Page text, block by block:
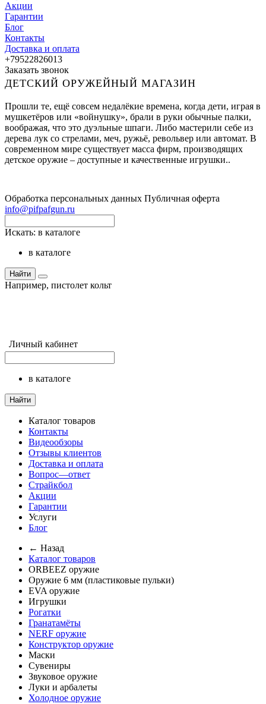
Акции
Гарантии
Блог
Контакты
Доставка и оплата
+79522826013
Заказать звонок
ДЕТСКИЙ ОРУЖЕЙНЫЙ МАГАЗИН
Прошли те, ещё совсем недалёкие времена, когда дети, играя в
мушкетёров или «войнушку», брали в руки обычные палки,
воображая, что это дуэльные шпаги. Либо мастерили себе из
дерева лук со стрелами, меч, ружьё, револьвер или автомат. В
современном мире существует масса фирм, производящих
детское оружие – доступные и качественные игрушки..
Обработка персональных данных Публичная оферта
info@pifpafgun.ru
Искать: в каталоге
в каталоге
Найти
Например, пистолет кольт
Личный кабинет
в каталоге
Найти
Каталог товаров
Контакты
Видеообзоры
Отзывы клиентов
Доставка и оплата
Вопрос—ответ
Страйкбол
Акции
Гарантии
Услуги
Блог
← Назад
Каталог товаров
ORBEEZ оружие
Оружие 6 мм (пластиковые пульки)
EVA оружие
Игрушки
Рогатки
Гранатамёты
NERF оружие
Конструктор оружие
Маски
Сувениры
Звуковое оружие
Луки и арбалеты
Холодное оружие